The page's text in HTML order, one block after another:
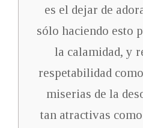
es el dejar de
sólo haciendo esto
la calamidad, y
respetabilidad
miserias de la
tan atractivas